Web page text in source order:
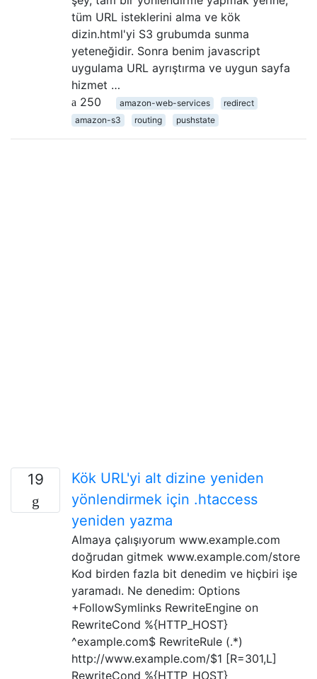
tüm URL isteklerini alma ve kök
dizin.html'yi S3 grubumda sunma
yeteneğidir. Sonra benim javascript
uygulama URL ayrıştırma ve uygun sayfa
hizmet …
250
amazon-web-services
redirect
amazon-s3
routing pushstate
19
Kök URL'yi alt dizine yeniden
yönlendirmek için .htaccess
yeniden yazma
Almaya çalışıyorum www.example.com
doğrudan gitmek www.example.com/store
Kod birden fazla bit denedim ve hiçbiri işe
yaramadı. Ne denedim: Options
+FollowSymlinks RewriteEngine on
RewriteCond %{HTTP_HOST}
^example.com$ RewriteRule (.*)
http://www.example.com/$1 [R=301,L]
RewriteCond %{HTTP_HOST}